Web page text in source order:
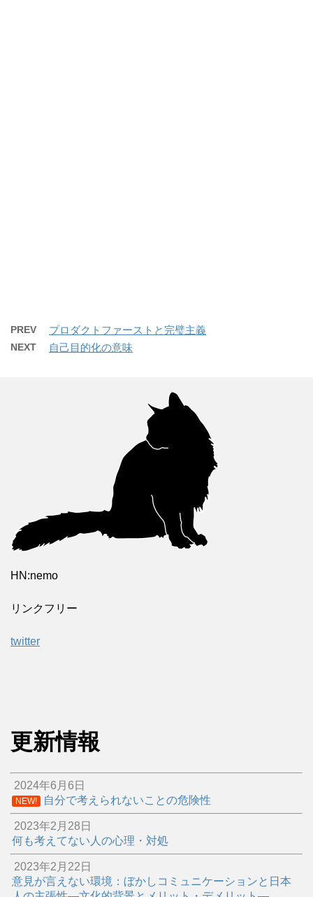
PREV プロダクトファーストと完璧主義
NEXT 自己目的化の意味
HN:nemo
リンクフリー
twitter
更新情報
2024年6月6日
NEW! 自分で考えられないことの危険性
2023年2月28日
何も考えてない人の心理・対処
2023年2月22日
意見が言えない環境：ぼかしコミュニケーションと日本